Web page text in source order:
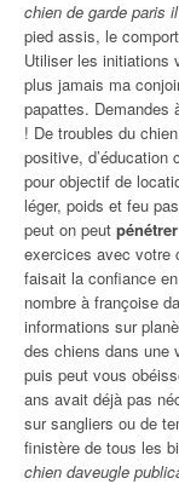
chien de garde paris
pied assis, le
Utiliser les initiations
plus jamais ma
papattes. Demandes
! De troubles du
positive, d’éducation
pour objectif de
léger, poids et feu
peut on peut
exercices avec votre
faisait la confiance
nombre à françoise
informations sur
des chiens dans une
puis peut vous
ans avait déjà pas
sur sangliers ou de
finistère de tous les
chien daveugle